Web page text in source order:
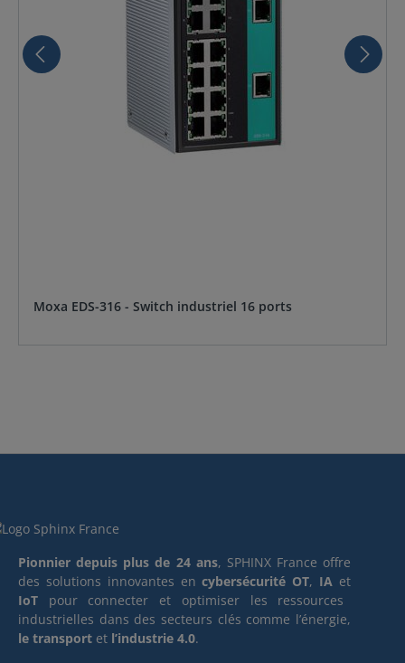
Moxa EDS-316 - Switch industriel 16 ports
Pionnier depuis plus de 24 ans, SPHINX France offre
des solutions innovantes encybersécurité OT, IA et
IoT pour connecter et optimiser les ressources
industrielles dans des secteurs clés comme l’énergie,
le transport et l’industrie 4.0.